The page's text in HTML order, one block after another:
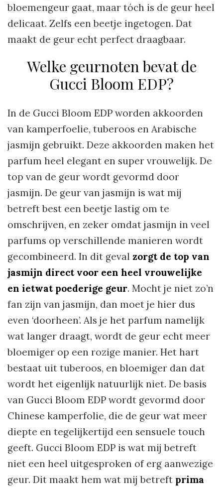
bloemengeur gaat, maar tóch is de geur heel
delicaat. Zelfs een beetje ingetogen. Dat
maakt de geur echt perfect draagbaar.
Welke geurnoten bevat de
Gucci Bloom EDP?
In de Gucci Bloom EDP worden akkoorden
van kamperfoelie, tuberoos en Arabische
jasmijn gebruikt. Deze akkoorden maken het
parfum heel elegant en super vrouwelijk. De
top van de geur wordt gevormd door
jasmijn. De geur van jasmijn is wat mij
betreft best een beetje lastig om te
omschrijven, en zeker omdat jasmijn in veel
parfums op verschillende manieren wordt
gecombineerd. In dit geval zorgt de top van
jasmijn direct voor een heel vrouwelijke
en ietwat poederige geur. Mocht je niet zo’n
fan zijn van jasmijn, dan moet je hier dus
even ‘doorheen’. Als je het parfum namelijk
wat langer draagt, wordt de geur echt meer
bloemiger op een rozige manier. Het hart
bestaat uit tuberoos, en bloemiger dan dat
wordt het eigenlijk natuurlijk niet. De basis
van Gucci Bloom EDP wordt gevormd door
Chinese kamperfolie, die de geur wat meer
diepte en tegelijkertijd een sensuele touch
geeft. Gucci Bloom EDP is wat mij betreft
niet een heel uitgesproken of erg aanwezige
geur. Dit maakt hem wat mij betreft prima